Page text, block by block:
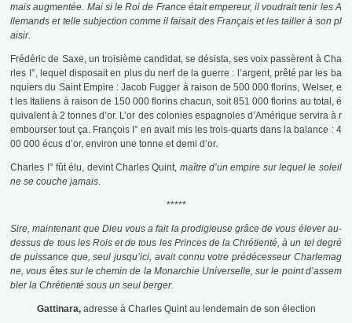
mais augmentée. Mai si le Roi de France était empereur, il voudrait tenir les A
llemands et telle subjection comme il faisait des Français et les tailler à son pl
aisir.
Frédéric de Saxe, un troisième candidat, se désista, ses voix passèrent à Cha
rles I°, lequel disposait en plus du nerf de la guerre : l’argent, prêté par les ba
nquiers du Saint Empire : Jacob Fugger à raison de 500 000 florins, Welser, e
t les Italiens à raison de 150 000 florins chacun, soit 851 000 florins au total, é
quivalent à 2 tonnes d’or. L’or des colonies espagnoles d’Amérique servira à r
embourser tout ça. François I° en avait mis les trois-quarts dans la balance : 4
00 000 écus d’or, environ une tonne et demi d’or.
Charles I° fût élu, devint Charles Quint, maître d’un empire sur lequel le soleil
ne se couche jamais.
*****
Sire, maintenant que Dieu vous a fait la prodigieuse grâce de vous élever au-
dessus de tous les Rois et de tous les Princes de la Chrétienté, à un tel degré
de puissance que, seul jusqu’ici, avait connu votre prédécesseur Charlemag
ne, vous êtes sur le chemin de la Monarchie Universelle, sur le point d’assem
bler la Chrétienté sous un seul berger.
Gattinara, adresse à Charles Quint au lendemain de son élection